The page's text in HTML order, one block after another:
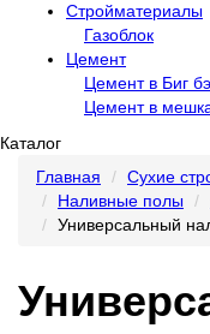
Стройматериалы
Газоблок
Цемент
Цемент в Биг
Цемент в
Каталог
Главная
Сухие
Наливные полы
Универсальный